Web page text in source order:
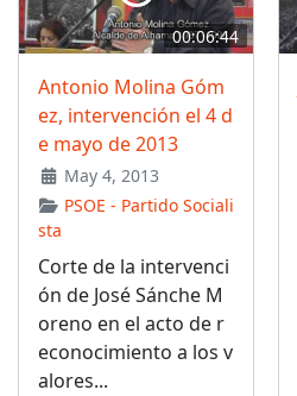
00:06:44
Antonio Molina Góm
ez, intervención el 4 d
e mayo de 2013
May 4, 2013
PSOE - Partido Sociali
sta
Corte de la intervenci
ón de José Sánche M
oreno en el acto de r
econocimiento a los v
alores...